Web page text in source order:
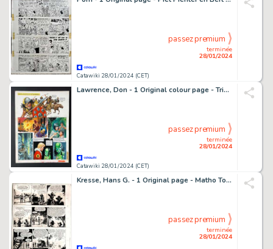
Catawiki 28/01/2024 (CET)
terminée
28/01/2024
passez premium
Lawrence, Don - 1 Original colour page - Trigië - Die Grüne Invasion - 1976
Catawiki 28/01/2024 (CET)
terminée
28/01/2024
passez premium
Kresse, Hans G. - 1 Original page - Matho Tonga - De Laatste der Mandan's - 1977
terminée
28/01/2024
passez premium